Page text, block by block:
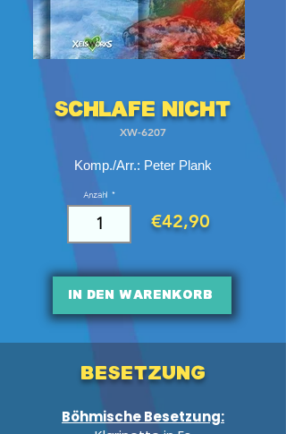
Schlafe nicht
XW-6207
Komp./Arr.: Peter Plank
Anzahl
€42,90
In den Warenkorb
Besetzung
Böhmische Besetzung: